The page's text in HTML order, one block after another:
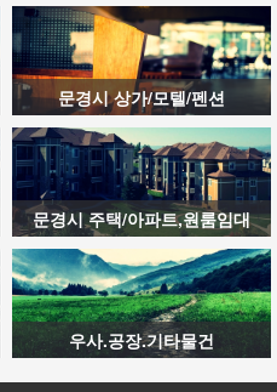
문경시 상가/모텔/펜션
문경시 주택/아파트,원룸임대
우사.공장.기타물건